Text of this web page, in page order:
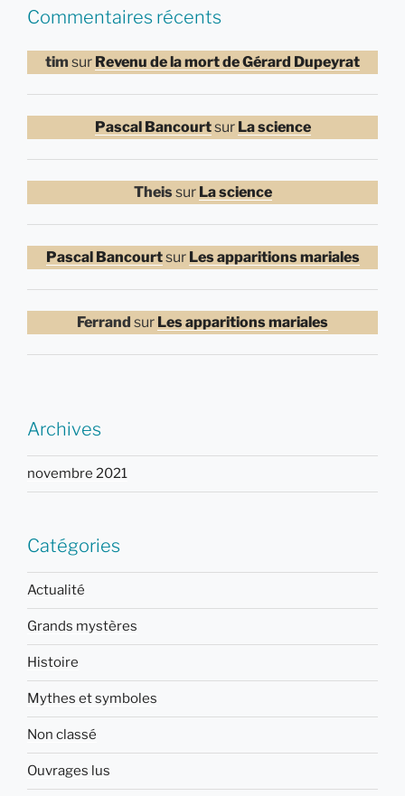
Commentaires récents
tim sur Revenu de la mort de Gérard Dupeyrat
Pascal Bancourtsur La science
Theissur La science
Pascal Bancourtsur Les apparitions mariales
Ferrand sur Les apparitions mariales
Archives
novembre 2021
Catégories
Actualité
Grands mystères
Histoire
Mythes et symboles
Non classé
Ouvrages lus